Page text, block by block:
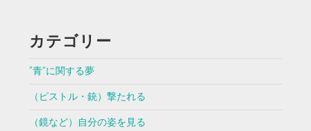
カテゴリー
”青”に関する夢
（ピストル・銃）撃たれる
（鏡など）自分の姿を見る